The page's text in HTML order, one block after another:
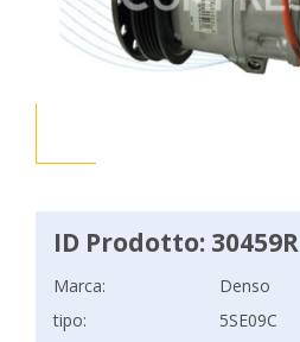
ID Prodotto: 30459R
Marca:
Denso
tipo:
5SE09C